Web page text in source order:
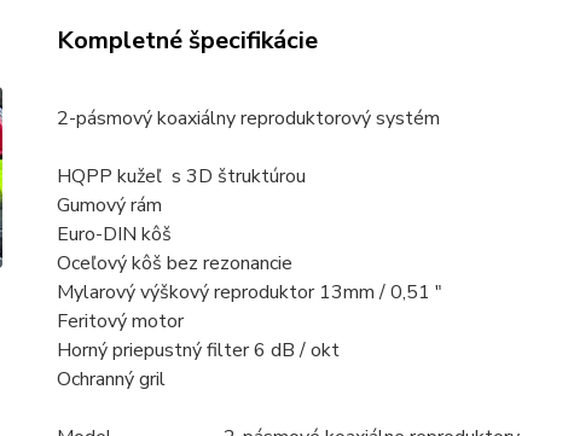
Kompletné špecifikácie
2-pásmový koaxiálny reproduktorový systém
HQPP kužeľ s 3D štruktúrou
Gumový rám
Euro-DIN kôš
Oceľový kôš bez rezonancie
Mylarový výškový reproduktor 13mm / 0,51 ″
Feritový motor
Horný priepustný filter 6 dB / okt
Ochranný gril